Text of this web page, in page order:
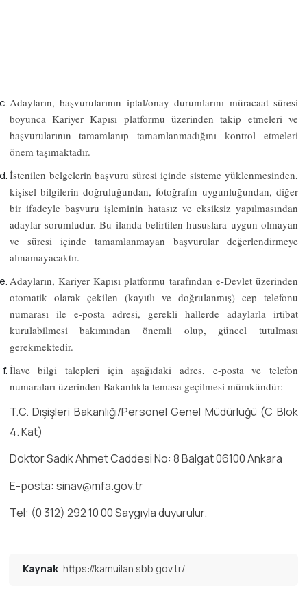
Adayların, başvurularının iptal/onay durumlarını müracaat süresi
boyunca Kariyer Kapısı platformu üzerinden takip etmeleri ve
başvurularının tamamlanıp tamamlanmadığını kontrol etmeleri
önem taşımaktadır.
İstenilen belgelerin başvuru süresi içinde sisteme yüklenmesinden,
kişisel bilgilerin doğruluğundan, fotoğrafın uygunluğundan, diğer
bir ifadeyle başvuru işleminin hatasız ve eksiksiz yapılmasından
adaylar sorumludur. Bu ilanda belirtilen hususlara uygun olmayan
ve süresi içinde tamamlanmayan başvurular değerlendirmeye
alınamayacaktır.
Adayların, Kariyer Kapısı platformu tarafından e-Devlet üzerinden
otomatik olarak çekilen (kayıtlı ve doğrulanmış) cep telefonu
numarası ile e-posta adresi, gerekli hallerde adaylarla irtibat
kurulabilmesi bakımından önemli olup, güncel tutulması
gerekmektedir.
İlave bilgi talepleri için aşağıdaki adres, e-posta ve telefon
numaraları üzerinden Bakanlıkla temasa geçilmesi mümkündür:
T.C. Dışişleri Bakanlığı/Personel Genel Müdürlüğü (C Blok
4. Kat)
Doktor Sadık Ahmet Caddesi No: 8 Balgat 06100 Ankara
E-posta: sinav@mfa.gov.tr
Tel: (0 312) 292 10 00 Saygıyla duyurulur.
Kaynak https://kamuilan.sbb.gov.tr/